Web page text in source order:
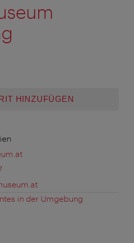
HINZUFÜGEN
in der Umgebung